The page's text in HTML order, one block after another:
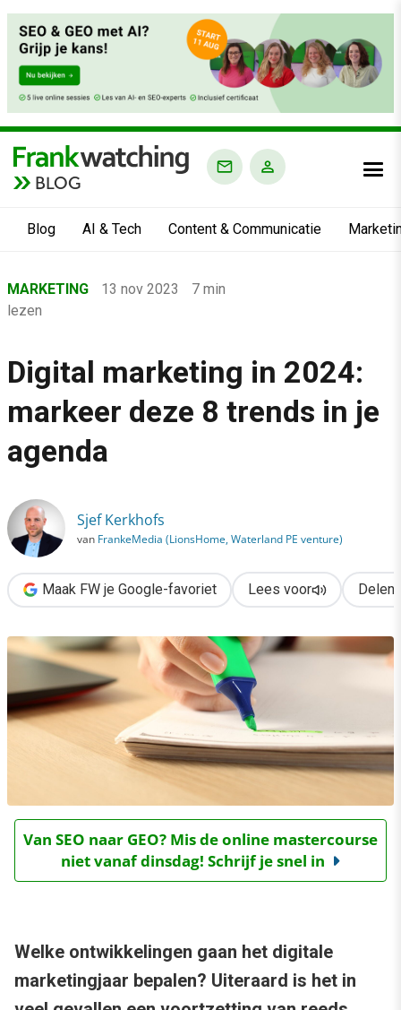
BLOG
Blog AI & Tech Content & Communicatie
›
Marketing
›
Digital marketing in 2024: markeer deze 8 trends in je agenda
MARKETING 13 nov 2023
7 min
lezen
Digital marketing in 2024:
markeer deze 8 trends in je
agenda
Sjef Kerkhofs
van FrankeMedia (LionsHome, Waterland PE venture)
Maak FW je Google-favoriet Lees voor Delen
Van SEO naar GEO? Mis de online mastercourse
niet vanaf dinsdag! Schrijf je snel in
Welke ontwikkelingen gaan het digitale
marketingjaar bepalen? Uiteraard is het in